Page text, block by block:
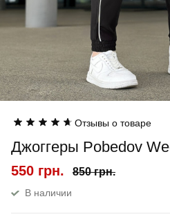
Отзывы о товаре
Джоггеры Pobedov
550 грн. 850 грн.
В наличии